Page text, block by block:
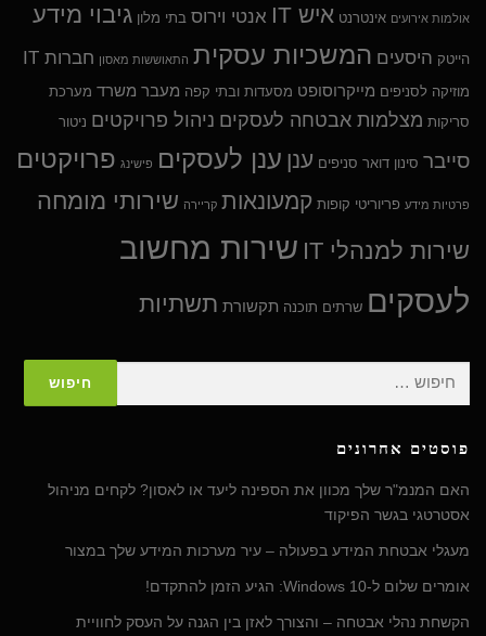
אולמות אירועים אינטרנט איש IT אנטי וירוס בתי מלון גיבוי מידע
הייטק היסעים המשכיות עסקית התאוששות מאסון חברות IT
מוזיקה לסניפים מייקרוסופט מסעדות ובתי קפה מעבר משרד מערכת
סריקות מצלמות אבטחה לעסקים ניהול פרויקטים ניטור
סייבר סינון דואר סניפים ענן ענן לעסקים פישינג פרויקטים
פרטיות מידע פריוריטי קופות קמעונאות קריירה שירותי מומחה
שירות למנהלי IT
שירות מחשוב
לעסקים שרתים תוכנה תקשורת תשתיות
פוסטים אחרונים
האם המנמ"ר שלך מכוון את הספינה ליעד או לאסון? לקחים מניהול
אסטרטגי בגשר הפיקוד
מעגלי אבטחת המידע בפעולה – עיר מערכות המידע שלך במצור
אומרים שלום ל-Windows 10: הגיע הזמן להתקדם!
הקשחת נהלי אבטחה – והצורך לאזן בין הגנה על העסק לחוויית